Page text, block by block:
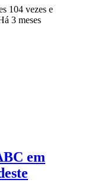
104 vezes e
3 meses
em